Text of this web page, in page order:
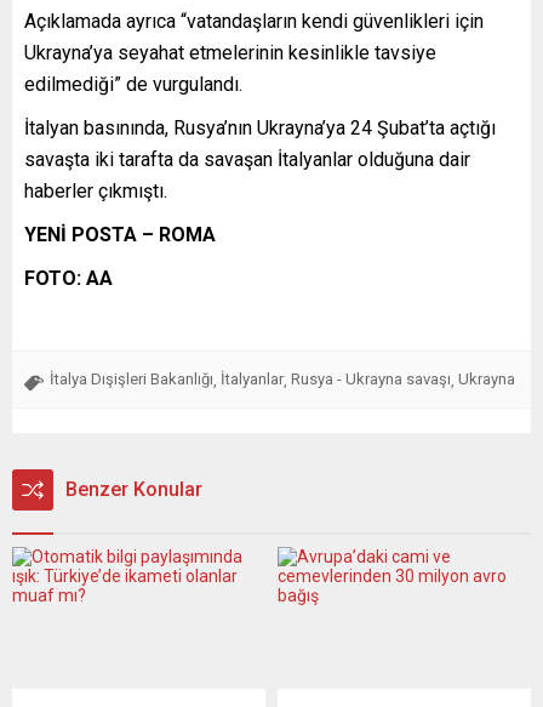
Açıklamada ayrıca “vatandaşların kendi güvenlikleri için
Ukrayna’ya seyahat etmelerinin kesinlikle tavsiye
edilmediği” de vurgulandı.
İtalyan basınında, Rusya’nın Ukrayna’ya 24 Şubat’ta açtığı
savaşta iki tarafta da savaşan İtalyanlar olduğuna dair
haberler çıkmıştı.
YENİ POSTA – ROMA
FOTO: AA
İtalya Dışişleri Bakanlığı İtalyanlar Rusya - Ukrayna savaşı Ukrayna
Benzer Konular